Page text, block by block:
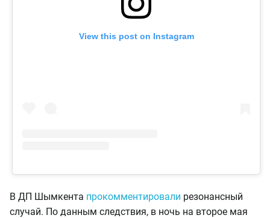
View this post on Instagram
В ДП Шымкента прокомментировали резонансный
случай. По данным следствия, в ночь на второе мая